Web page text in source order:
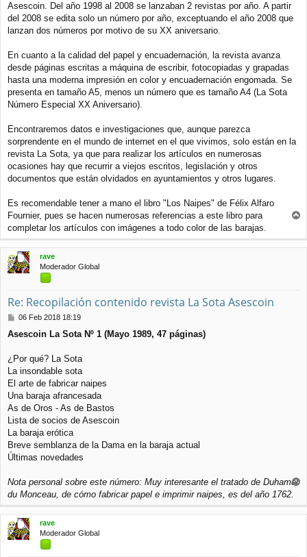
Asescoin. Del año 1998 al 2008 se lanzaban 2 revistas por año. A partir
del 2008 se edita solo un número por año, exceptuando el año 2008 que
lanzan dos números por motivo de su XX aniversario.
En cuanto a la calidad del papel y encuadernación, la revista avanza
desde páginas escritas a máquina de escribir, fotocopiadas y grapadas
hasta una moderna impresión en color y encuadernación engomada. Se
presenta en tamaño A5, menos un número que es tamaño A4 (La Sota
Número Especial XX Aniversario).
Encontraremos datos e investigaciones que, aunque parezca
sorprendente en el mundo de internet en el que vivimos, solo están en la
revista La Sota, ya que para realizar los artículos en numerosas
ocasiones hay que recurrir a viejos escritos, legislación y otros
documentos que están olvidados en ayuntamientos y otros lugares.
Es recomendable tener a mano el libro "Los Naipes" de Félix Alfaro
Fournier, pues se hacen numerosas referencias a este libro para
completar los artículos con imágenes a todo color de las barajas.
r
i
rave
Moderador Global
Re: Recopilación contenido revista La Sota Asescoin
M
n
a
j
06 Feb 2018 18:19
Asescoin La Sota Nº 1 (Mayo 1989, 47 páginas)
¿Por qué? La Sota
La insondable sota
El arte de fabricar naipes
Una baraja afrancesada
As de Oros - As de Bastos
Lista de socios de Asescoin
La baraja erótica
Breve semblanza de la Dama en la baraja actual
Últimas novedades
Nota personal sobre este número: Muy interesante el tratado de Duhamel
du Monceau, de cómo fabricar papel e imprimir naipes, es del año 1762.
i
rave
Moderador Global